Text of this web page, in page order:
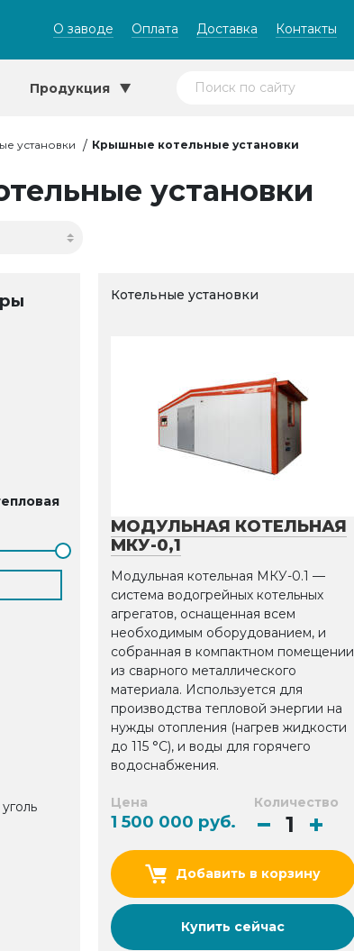
О заводе Оплата Доставка Контакты
Продукция
установки Крышные котельные установки
установки
Котельные установки
МОДУЛЬНАЯ КОТЕЛЬНАЯ
МКУ-0,1
Модульная котельная МКУ-0.1 —
система водогрейных котельных
агрегатов, оснащенная всем
необходимым оборудованием, и
собранная в компактном помещении
из сварного металлического
материала. Используется для
производства тепловой энергии на
нужды отопления (нагрев жидкости
до 115 °С), и воды для горячего
водоснабжения.
Цена
1 500 000 руб.
Количество
Добавить в корзину
Купить сейчас